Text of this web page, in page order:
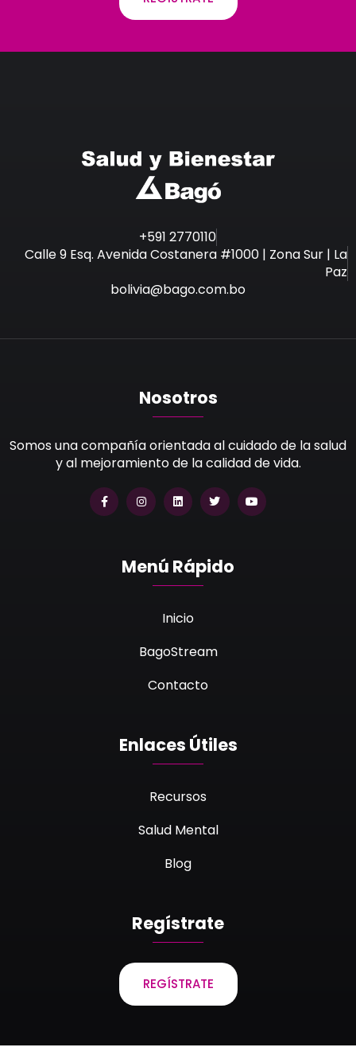
+591 2770110
Calle 9 Esq. Avenida Costanera #1000 | Zona Sur | La
Paz
bolivia@bago.com.bo
Nosotros
Somos una compañía orientada al cuidado de la salud
y al mejoramiento de la calidad de vida.
Menú Rápido
Inicio
BagoStream
Contacto
Enlaces Útiles
Recursos
Salud Mental
Blog
Regístrate
REGÍSTRATE